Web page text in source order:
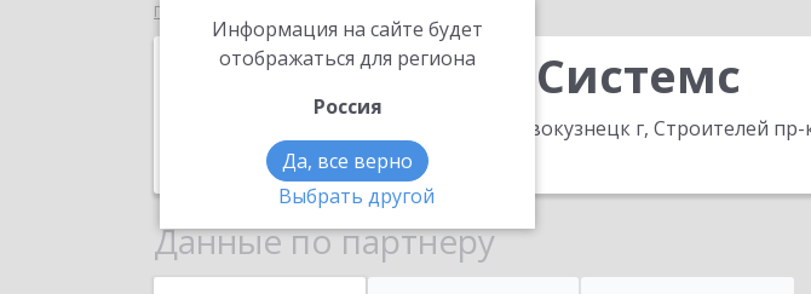
Информация на сайте будет
отображаться для региона
Россия
Да, все верно
Выбрать другой
Главная
Синерго Софт Системс
654005, Кемеровская обл, Новокузнецк г, Строителей
Телефон: +7 (3843) 32-2101
Данные по партнеру